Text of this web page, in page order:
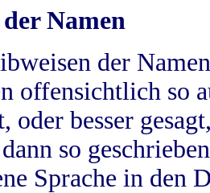
Namen
der
offensichtlich so
oder besser
so
Sprache in